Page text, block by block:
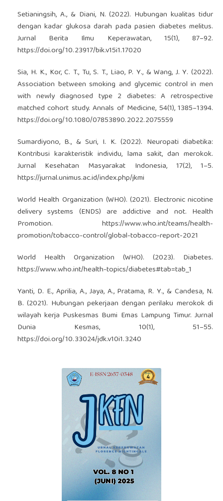
Setianingsih, A., & Diani, N. (2022). Hubungan kualitas tidur
dengan kadar glukosa darah pada pasien diabetes melitus.
Jurnal Berita Ilmu Keperawatan, 15(1), 87–92.
https://doi.org/10.23917/bik.v15i1.17020
Sia, H. K., Kor, C. T., Tu, S. T., Liao, P. Y., & Wang, J. Y. (2022).
Association between smoking and glycemic control in men
with newly diagnosed type 2 diabetes: A retrospective
matched cohort study. Annals of Medicine, 54(1), 1385–1394.
https://doi.org/10.1080/07853890.2022.2075559
Sumardiyono, B., & Suri, I. K. (2022). Neuropati diabetika:
Kontribusi karakteristik individu, lama sakit, dan merokok.
Jurnal Kesehatan Masyarakat Indonesia, 17(2), 1–5.
https://jurnal.unimus.ac.id/index.php/jkmi
World Health Organization (WHO). (2021). Electronic nicotine
delivery systems (ENDS) are addictive and not. Health
Promotion.https://www.who.int/teams/health-
promotion/tobacco-control/global-tobacco-report-2021
World Health Organization (WHO). (2023). Diabetes.
https://www.who.int/health-topics/diabetes#tab=tab_1
Yanti, D. E., Aprilia, A., Jaya, A., Pratama, R. Y., & Candesa, N.
B. (2021). Hubungan pekerjaan dengan perilaku merokok di
wilayah kerja Puskesmas Bumi Emas Lampung Timur. Jurnal
Dunia Kesmas, 10(1), 51–55.
https://doi.org/10.33024/jdk.v10i1.3240